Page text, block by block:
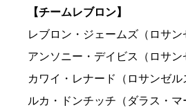
【チームレブロン】
レブロン・ジェームズ（ロサン
アンソニー・デイビス（ロサン
カワイ・レナード（ロサンゼル
ルカ・ドンチッチ（ダラス・マ